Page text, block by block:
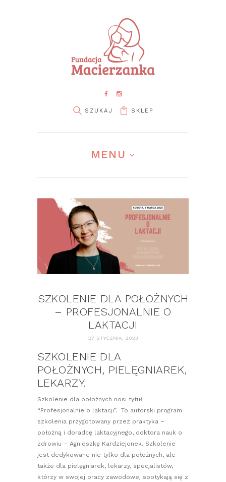
SKLEP
MENU
SZKOLENIE DLA POŁOŻNYCH
– PROFESJONALNIE O
LAKTACJI
27 STYCZNIA, 2023
SZKOLENIE DLA
POŁOŻNYCH, PIELĘGNIAREK,
LEKARZY.
Szkolenie dla położnych nosi tytuł
“Profesjonalnie o laktacji”. To autorski program
szkolenia przygotowany przez praktyka –
położną i doradcę laktacyjnego, doktora nauk o
zdrowiu – Agnieszkę Kardziejonek. Szkolenie
jest dedykowane nie tylko dla położnych, ale
także dla pielęgniarek, lekarzy, specjalistów,
którzy w swojej pracy zawodowej spotykają się z